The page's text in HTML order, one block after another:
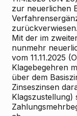
zur neuerlichen
zurückverwiesen.
Mit der im
nunmehr
vom 11.11.2025
Klagebegehren
über dem
Zinseszinsen
Klagszustellung)